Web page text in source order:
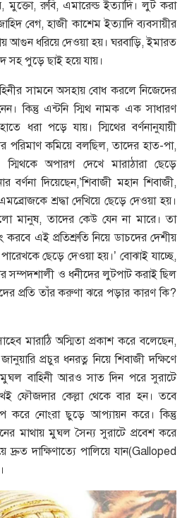
মুক্তো, রুবি, এমারেল্ড ইত্যাদি। লুট করা
বেগ, হাজী কাশেম ইত্যাদি ব্যবসায়ীর
আগুন ধরিয়ে দেওয়া হয়। ঘরবাড়ি, ইমারত
পুড়ে ছাই হয়ে যায়।
সামনে অসহায় বোধ করলে নিজেদের
কিন্তু এন্টনি স্মিথ নামক এক সাধারণ
ধরা পড়ে যায়। স্মিথের বর্ণনানুযায়ী
পরিমাণ কমিয়ে বলছিল, তাদের হাত-পা,
স্মিথকে অপারগ দেখে মারাঠারা ছেড়ে
বর্ণনা দিয়েছেন,’শিবাজী মহান শিবাজী,
শ্রদ্ধা দেখিয়ে ছেড়ে দেওয়া হয়।
মানুষ, তাদের কেউ যেন না মারে। তা
এই প্রতিশ্রুতি নিয়ে ডাচদের দেশীয়
ছেড়ে দেওয়া হয়।’ বোঝাই যাচ্ছে,
সম্পদশালী ও ধনীদের লুটপাট করাই ছিল
প্রতি তাঁর করুণা ঝরে পড়ার কারণ কি?
মারাঠি অস্মিতা প্রকাশ করে বলেছেন,
প্রচুর ধনরত্ন নিয়ে শিবাজী দক্ষিণে
বাহিনী আরও সাত দিন পরে সুরাটে
ফৌজদার কেল্লা থেকে বার হন। তবে
করে নোংরা ছুড়ে আপ্যায়ন করে। কিন্তু
মাথায় মুঘল সৈন্য সুরাটে প্রবেশ করে
দ্রুত দাক্ষিণাত্যে পালিয়ে যান(Galloped